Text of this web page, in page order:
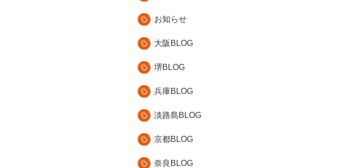
お知らせ
大阪BLOG
堺BLOG
兵庫BLOG
淡路島BLOG
京都BLOG
奈良BLOG